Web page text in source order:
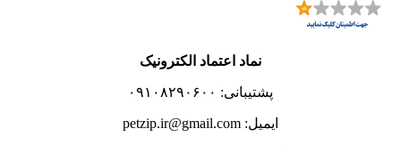
نماد اعتماد الکترونیک
پشتیبانی: ۰۹۱۰۸۲۹۰۶۰۰
ایمیل: petzip.ir@gmail.com